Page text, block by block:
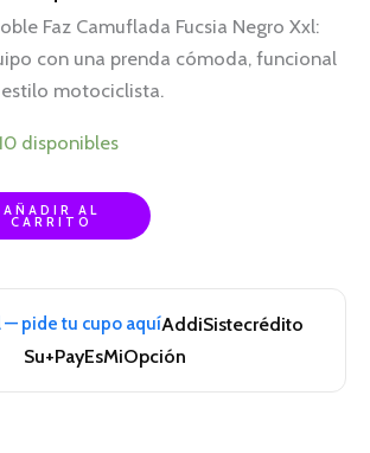
Faz Camuflada Fucsia Negro Xxl:
con una prenda cómoda, funcional
motociclista.
disponibles
AÑADIR AL
CARRITO
— pide tu cupo aquíAddiSistecrédito
Su+PayEsMiOpción